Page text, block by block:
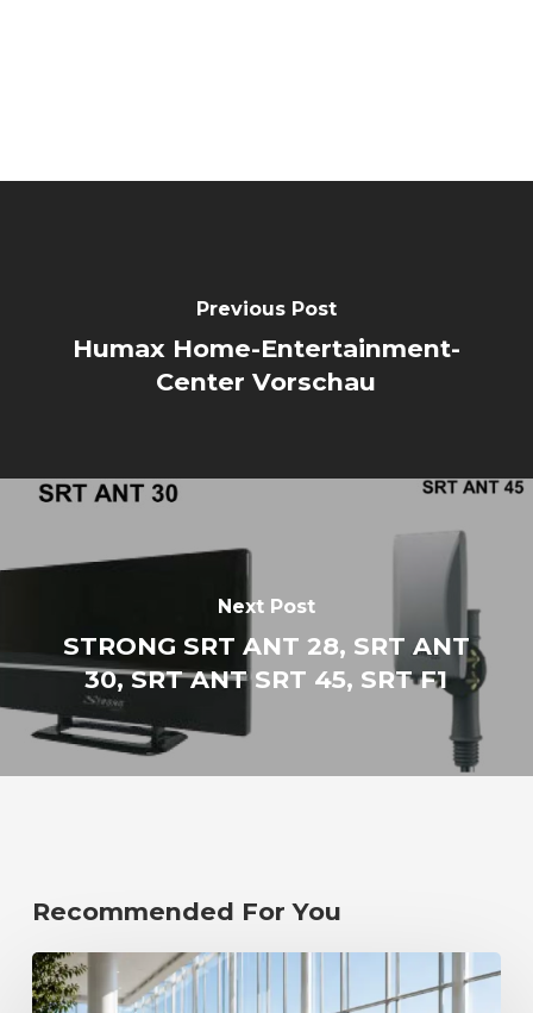
Previous Post
Humax Home-Entertainment-
Center Vorschau
Next Post
STRONG SRT ANT 28, SRT ANT
30, SRT ANT SRT 45, SRT F1
Recommended For You